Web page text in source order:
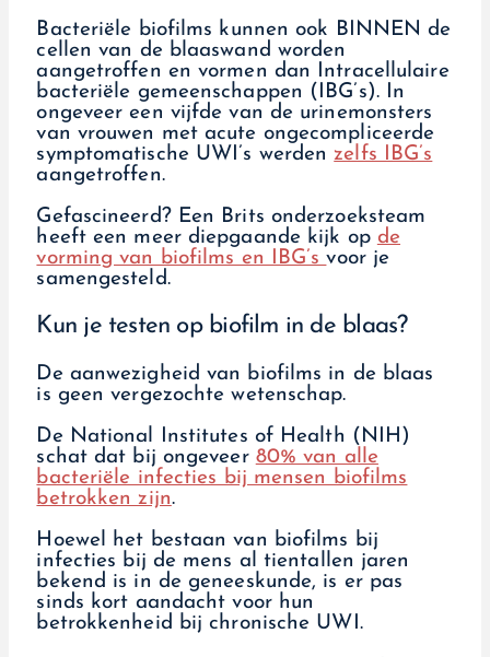
Bacteriële biofilms kunnen ook BINNEN de
cellen van de blaaswand worden
aangetroffen en vormen dan Intracellulaire
bacteriële gemeenschappen (IBG’s). In
ongeveer een vijfde van de urinemonsters
van vrouwen met acute ongecompliceerde
symptomatische UWI’s werdenzelfs IBG’s
aangetroffen.
Gefascineerd? Een Brits onderzoeksteam
heeft een meer diepgaande kijk op de
vorming van biofilms en IBG’svoor je
samengesteld.
Kun je testen op biofilm in de blaas?
De aanwezigheid van biofilms in de blaas
is geen vergezochte wetenschap.
De National Institutes of Health (NIH)
schat dat bij ongeveer 80% van alle
bacteriële infecties bij mensen biofilms
betrokken zijn.
Hoewel het bestaan van biofilms bij
infecties bij de mens al tientallen jaren
bekend is in de geneeskunde, is er pas
sinds kort aandacht voor hun
betrokkenheid bij chronische UWI.